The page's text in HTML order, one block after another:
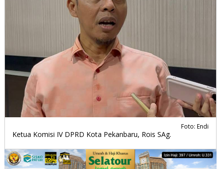
Foto: Endi
Ketua Komisi IV DPRD Kota Pekanbaru, Rois SAg.